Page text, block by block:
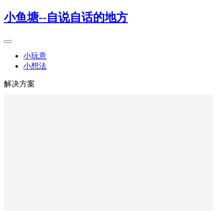
小鱼塘--自说自话的地方
小玩意
小想法
解决方案